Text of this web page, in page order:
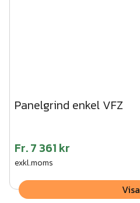
Panelgrind enkel VFZ
Fr.7 361 kr
exkl.moms
Visa